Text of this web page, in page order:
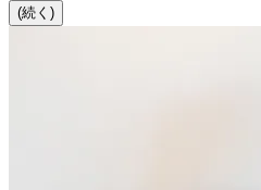
(続く)